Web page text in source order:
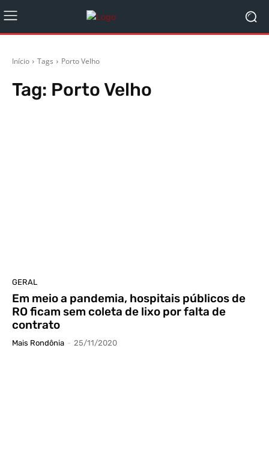
Início Tags Porto Velho
Tag: Porto Velho
GERAL
Em meio a pandemia, hospitais públicos de
RO ficam sem coleta de lixo por falta de
contrato
Mais Rondônia - 25/11/2020